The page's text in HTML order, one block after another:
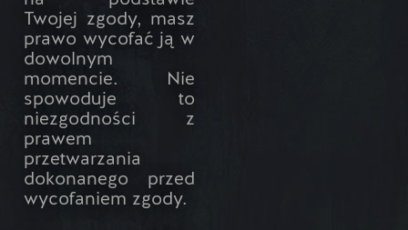
Twojej zgody, masz
prawo wycofać ją w
dowolnym
momencie. Nie
spowoduje to
niezgodności z
prawem
przetwarzania
dokonanego przed
wycofaniem zgody.